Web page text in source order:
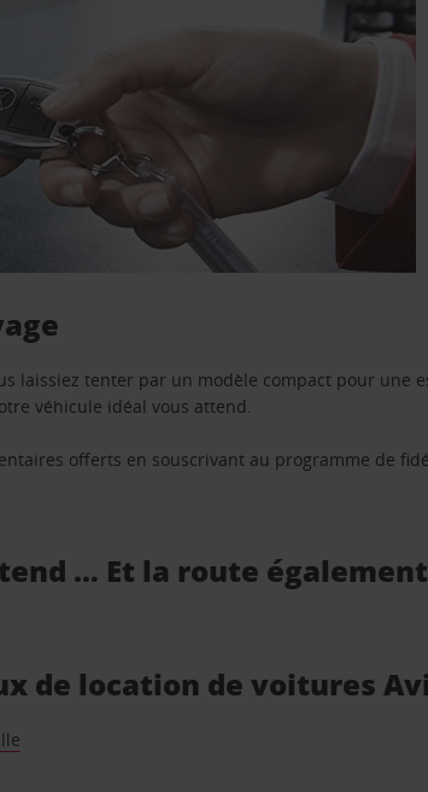
laissiez tenter par un modèle compact pour une
véhicule idéal vous attend.
offerts en souscrivant au programme de
… Et la route également
de location de voitures